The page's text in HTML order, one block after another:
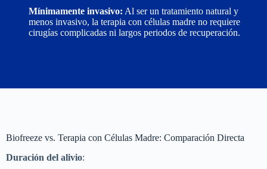
Mínimamente invasivo: Al ser un tratamiento natural y
menos invasivo, la terapia con células madre no requiere
cirugías complicadas ni largos periodos de recuperación.
Biofreeze vs. Terapia con Células Madre: Comparación Directa
Duración del alivio: